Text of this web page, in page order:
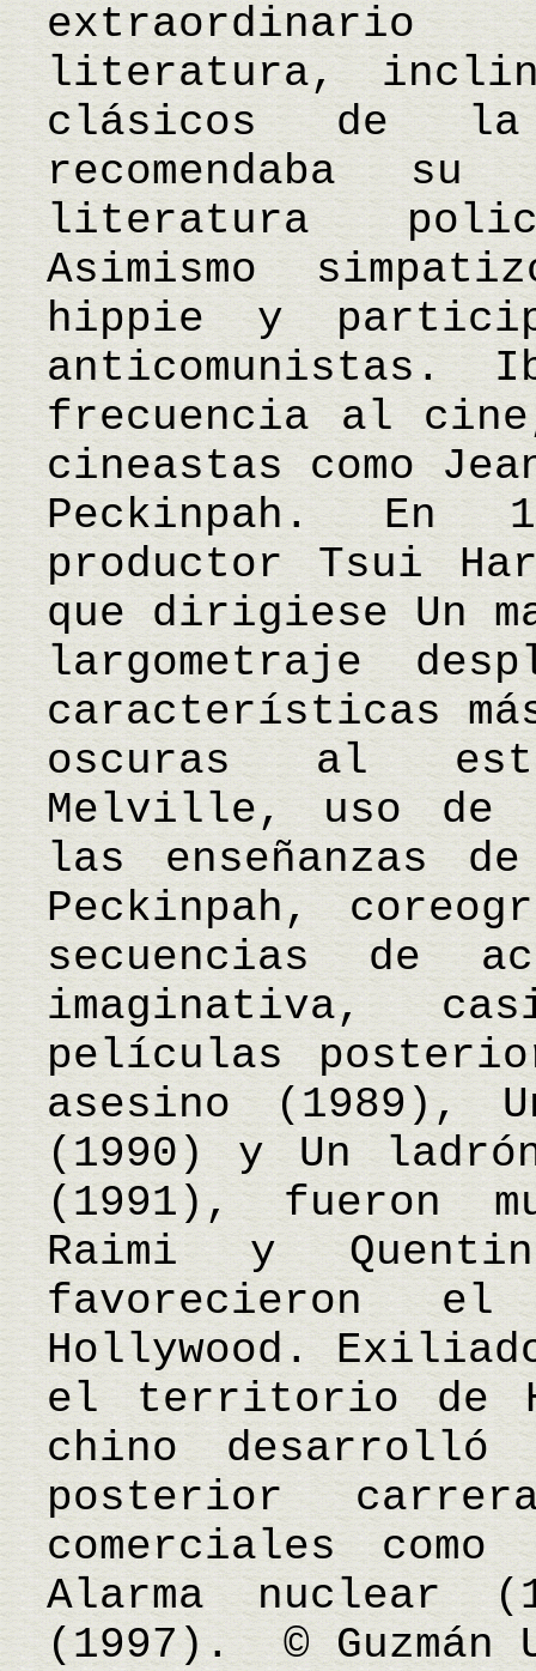
literatura,
clásicos de
recomendaba
literatura
Asimismo
hippie y
anticomunistas.
frecuencia al
cineastas como
Peckinpah.
productor Tsui
que dirigiese Un
largometraje
características
oscuras al
Melville, uso de
las enseñanzas
Peckinpah,
secuencias de
imaginativa,
películas
asesino (1989),
(1990) y Un
(1991), fueron
Raimi y
favorecieron
Hollywood.
el territorio de
chino desarrolló
posterior
comerciales como
Alarma nuclear
(1997). © Guzmán